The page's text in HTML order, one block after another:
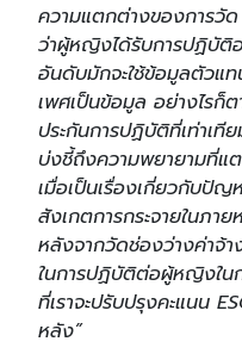
ความแตกต่างของการวั
ว่าผู้หญิงได้รับการปฏิบัติ
อันดับมักจะใช้ข้อมูลตัวแท
เพศเป็นข้อมูล อย่างไรก็
ประกันการปฏิบัติที่เท่าเ
บ่งชี้ถึงความพยายามที่แ
เมื่อเป็นเรื่องเกี่ยวกับปัญ
สังเกตการกระจายในภา
หลังจากวัดช่องว่างค่าจ้
ในการปฏิบัติต่อผู้หญิงใน
ที่เราจะปรับปรุงคะแนน
หลัง”